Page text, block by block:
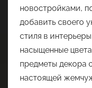
новостройками,
добавить своего
стиля в
насыщенные
предметы декора
настоящей